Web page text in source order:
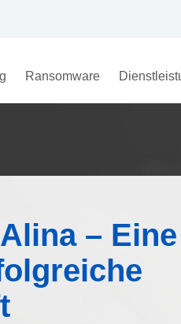
Ransomware
– Eine